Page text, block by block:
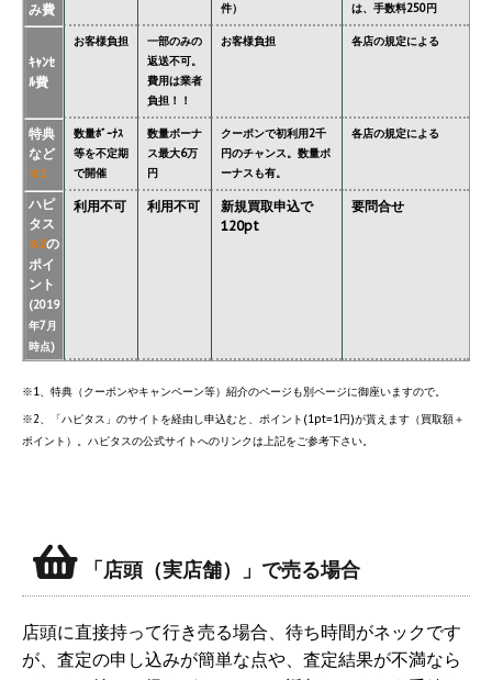
み費
件）
は、手数料250円
ｷｬﾝｾ
ﾙ費
お客様負担
一部のみの
返送不可。
費用は業者
負担！！
お客様負担 各店の規定による
特典
など
※1
数量ﾎﾞｰﾅｽ
等を不定期
で開催
数量ボーナ
ス最大6万
円
クーポンで初利用2千
円のチャンス。数量ボ
ーナスも有。
各店の規定による
ハピ
タス
※2の
ポイ
ント
(2019
年7月
時点)
利用不可 利用不可
新規買取申込で
120pt
要問合せ
※1、特典（クーポンやキャンペーン等）紹介のページも別ページに御座いますので。
※2、「ハピタス」のサイトを経由し申込むと、ポイント(1pt=1円)が貰えます（買取額＋
ポイント）。ハピタスの公式サイトへのリンクは上記をご参考下さい。
「店頭（実店舗）」で売る場合
店頭に直接持って行き売る場合、待ち時間がネックです
が、査定の申し込みが簡単な点や、査定結果が不満なら